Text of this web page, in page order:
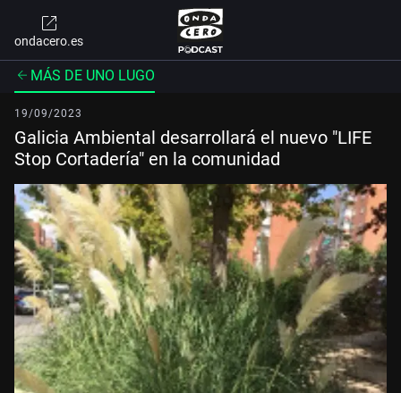
ondacero.es
MÁS DE UNO LUGO
19/09/2023
Galicia Ambiental desarrollará el nuevo "LIFE
Stop Cortadería" en la comunidad